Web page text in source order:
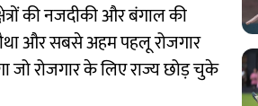
की नजदीकी और बंगाल की
और सबसे अहम पहलू रोजगार
जो रोजगार के लिए राज्य छोड़ चुके